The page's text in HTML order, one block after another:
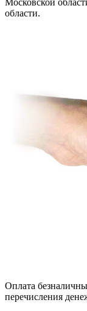
области.
Оплата
перечисления